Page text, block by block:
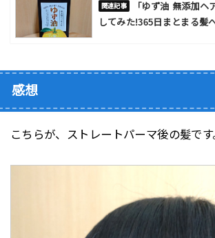
「ゆず油 無添加ヘ
してみた!365日まとまる髪
感想
こちらが、ストレートパーマ後の髪です